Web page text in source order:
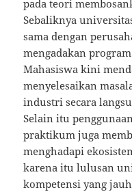
pada teori
Sebaliknya
sama dengan
mengadakan
Mahasiswa kini
menyelesaikan
industri secara
Selain itu
praktikum juga
menghadapi
karena itu lulusan
kompetensi yang